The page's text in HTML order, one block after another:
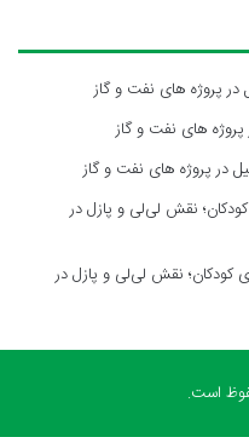
پروژه های نفت و گاز
های نفت و گاز
در پروژه های نفت و گاز
نقش لی‌لی و پازل در
کودکان؛ نقش لی‌لی و پازل در
است.